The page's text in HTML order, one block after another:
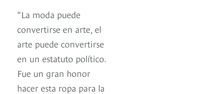
“La moda puede
convertirse en arte, el
arte puede convertirse
en un estatuto político.
Fue un gran honor
hacer esta ropa para la